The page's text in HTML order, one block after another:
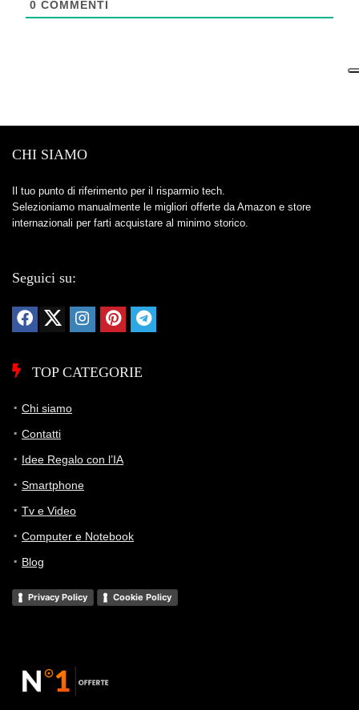
0 COMMENTI
CHI SIAMO
Il tuo punto di riferimento per il risparmio tech.
Selezioniamo manualmente le migliori offerte da Amazon e store
internazionali per farti acquistare al minimo storico.
Seguici su:
TOP CATEGORIE
Chi siamo
Contatti
Idee Regalo con l’IA
Smartphone
Tv e Video
Computer e Notebook
Blog
Privacy Policy Cookie Policy